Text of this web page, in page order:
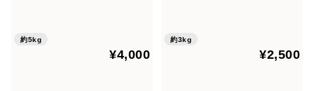
約5kg
¥4,000
約3kg
¥2,500